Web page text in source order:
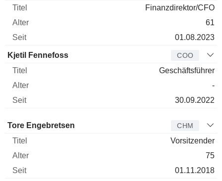
Finanzdirektor/CFO
61
01.08.2023
Kjetil Fennefoss COO
Geschäftsführer
-
30.09.2022
Verwaltungsratsmitglied
Tore Engebretsen CHM
Vorsitzender
75
01.11.2018